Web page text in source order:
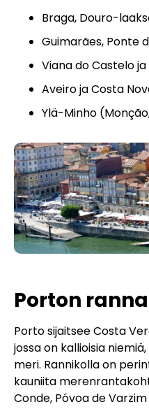
Braga, Douro-
Guimarães, Ponte
Viana do Castelo
Aveiro ja Costa
Ylä-Minho
Porton
Porto sijaitsee Costa
jossa on kallioisia
meri. Rannikolla on
kauniita
Conde, Póvoa de